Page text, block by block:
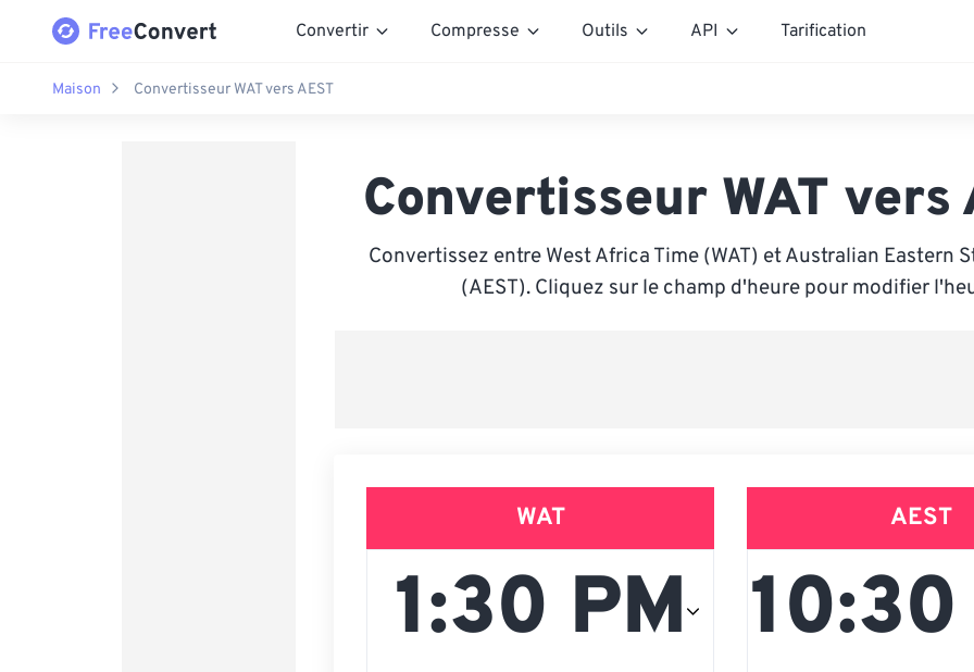
Convertir Compresse Outils API Tarification
Maison Convertisseur WAT vers AEST
Convertisseur WAT vers
Convertissez entre West Africa Time (WAT) et Australian Eastern
(AEST). Cliquez sur le champ d'heure pour modifier
WAT AEST